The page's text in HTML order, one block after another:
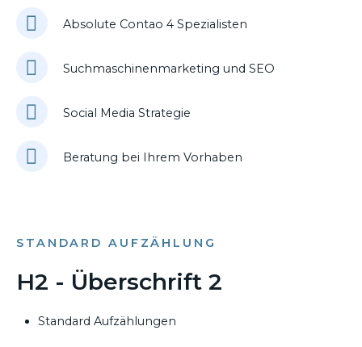
Absolute Contao 4 Spezialisten
Suchmaschinenmarketing und SEO
Social Media Strategie
Beratung bei Ihrem Vorhaben
STANDARD AUFZÄHLUNG
H2 - Überschrift 2
Standard Aufzählungen